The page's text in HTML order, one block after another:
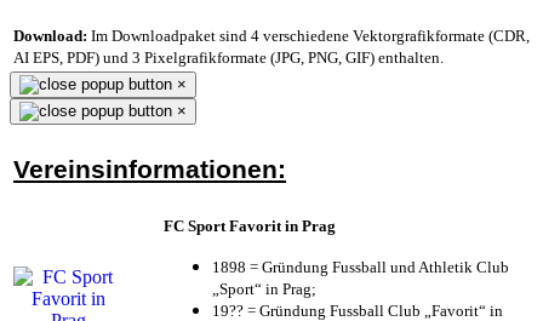
Download: Im Downloadpaket sind 4 verschiedene Vektorgrafikformate (CDR,
AI EPS, PDF) und 3 Pixelgrafikformate (JPG, PNG, GIF) enthalten.
×
×
Vereinsinformationen:
FC Sport Favorit in Prag
1898 = Gründung Fussball und Athletik Club
„Sport“ in Prag;
19?? = Gründung Fussball Club „Favorit“ in